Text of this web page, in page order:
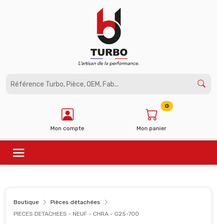
Mon compte Mon panier
0
Boutique
Pièces détachées
PIECES DETACHEES - NEUF - CHRA - G25-700
Panneau de gestion des cookies